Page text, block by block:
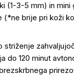
(1-3-5 mm) in mini
(*ne brije pri koži
striženje
do 120 minut